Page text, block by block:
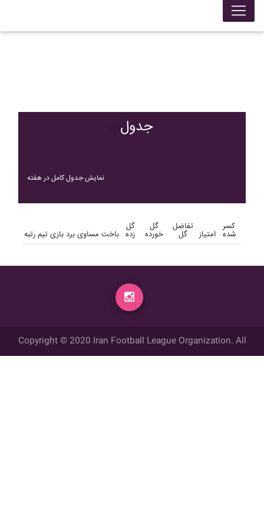
جدول
نمایش جدول کامل در هفته
رتبه تیم بازی برد مساوی باخت
گل
زده
گل
خورده
تفاضل
گل امتیاز
کسر
شده
Copyright © 2020 Iran Football League Organization. All